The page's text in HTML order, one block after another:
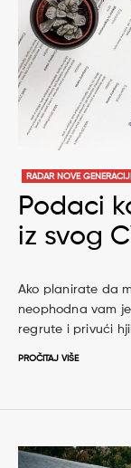
RADAR NOVE
Podaci
iz svog
Ako planirate da
neophodna vam
regrute i privući
PROČITAJ VIŠE